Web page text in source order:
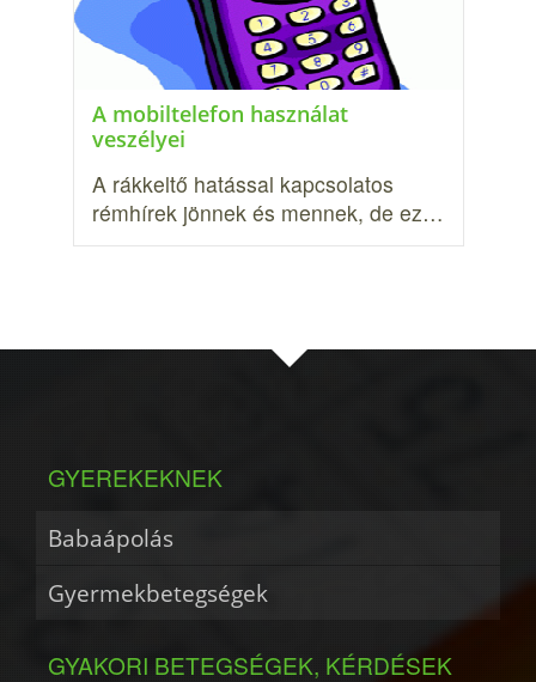
A mobiltelefon használat
veszélyei
A rákkeltő hatással kapcsolatos
rémhírek jönnek és men­nek, de ez…
GYEREKEKNEK
Babaápolás
Gyermekbetegségek
GYAKORI BETEGSÉGEK, KÉRDÉSEK